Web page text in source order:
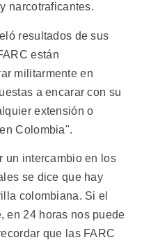
narcotraficantes.
resultados de sus
están
militarmente en
a encarar con su
extensión o
Colombia".
un intercambio en los
se dice que hay
colombiana. Si el
en 24 horas nos puede
que las FARC